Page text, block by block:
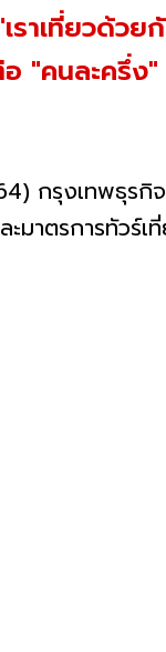
ราเที่ยวด้ว
"คนละครึ่ง
กรุงเทพธุรกิ
มาตรการทัวร์